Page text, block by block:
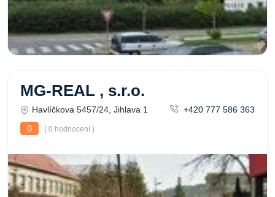
MG-REAL , s.r.o.
Havlíčkova 5457/24, Jihlava 1
+420 777 586 363
0
( 0 hodnocení )